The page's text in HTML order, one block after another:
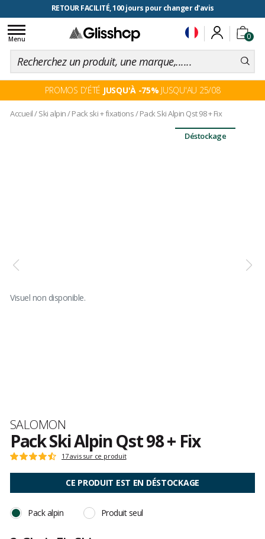
RETOUR FACILITÉ, 100 jours pour changer d'avis
0
Toggle
navigation
Menu
PROMOS D'ÉTÉ JUSQU'À -75% JUSQU'AU 25/08
Accueil/Ski alpin/Pack ski + fixations/Pack Ski Alpin Qst 98 + Fix
Visuel non disponible.
Déstockage
Marque
SALOMON
Pack Ski Alpin Qst 98 + Fix
Les
Note
:
sur
17 avis sur ce produit
CE PRODUIT EST EN DÉSTOCKAGE
Pack alpin Produit seul